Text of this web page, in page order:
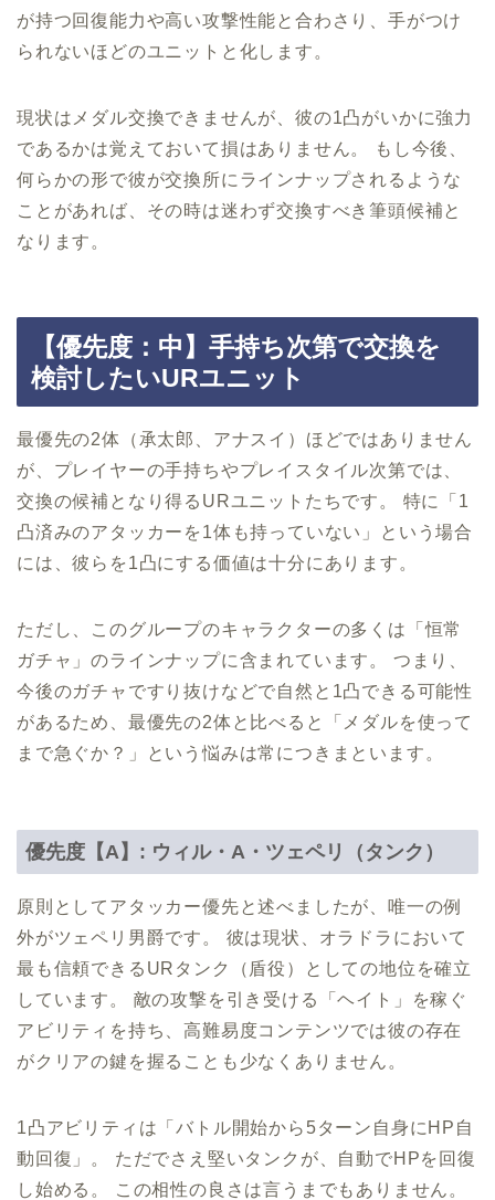
が持つ回復能力や高い攻撃性能と合わさり、手がつけ
られないほどのユニットと化します。
現状はメダル交換できませんが、彼の1凸がいかに強力
であるかは覚えておいて損はありません。 もし今後、
何らかの形で彼が交換所にラインナップされるような
ことがあれば、その時は迷わず交換すべき筆頭候補と
なります。
【優先度：中】手持ち次第で交換を
検討したいURユニット
最優先の2体（承太郎、アナスイ）ほどではありません
が、プレイヤーの手持ちやプレイスタイル次第では、
交換の候補となり得るURユニットたちです。 特に「1
凸済みのアタッカーを1体も持っていない」という場合
には、彼らを1凸にする価値は十分にあります。
ただし、このグループのキャラクターの多くは「恒常
ガチャ」のラインナップに含まれています。 つまり、
今後のガチャですり抜けなどで自然と1凸できる可能性
があるため、最優先の2体と比べると「メダルを使って
まで急ぐか？」という悩みは常につきまといます。
優先度【A】: ウィル・A・ツェペリ（タンク）
原則としてアタッカー優先と述べましたが、唯一の例
外がツェペリ男爵です。 彼は現状、オラドラにおいて
最も信頼できるURタンク（盾役）としての地位を確立
しています。 敵の攻撃を引き受ける「ヘイト」を稼ぐ
アビリティを持ち、高難易度コンテンツでは彼の存在
がクリアの鍵を握ることも少なくありません。
1凸アビリティは「バトル開始から5ターン自身にHP自
動回復」。 ただでさえ堅いタンクが、自動でHPを回復
し始める。 この相性の良さは言うまでもありません。